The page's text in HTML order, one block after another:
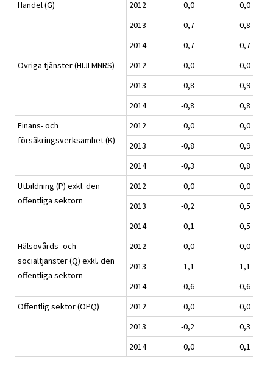
Handel (G) 2012 0,0
0,0
2013
-0,7
0,8
2014
-0,7
0,7
Övriga tjänster (HIJLMNRS)
2012 0,0
0,0
2013
-0,8
0,9
2014
-0,8
0,8
Finans- och
försäkringsverksamhet (K)
2012 0,0
0,0
2013
-0,8
0,9
2014
-0,3
0,8
Utbildning (P) exkl. den
offentliga sektorn
2012 0,0
0,0
2013
-0,2
0,5
2014
-0,1
0,5
Hälsovårds- och
socialtjänster (Q) exkl. den
offentliga sektorn
2012 0,0
0,0
2013
-1,1
1,1
2014
-0,6
0,6
Offentlig sektor (OPQ)
2012 0,0
0,0
2013
-0,2
0,3
2014
0,0 0,1